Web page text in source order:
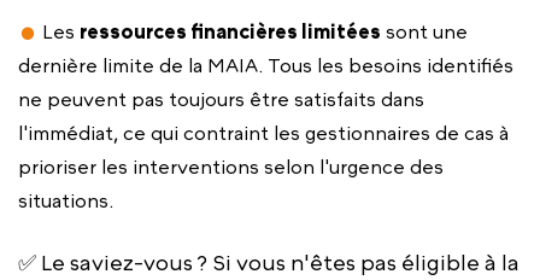
Les ressources financières limitées sont une
dernière limite de la MAIA. Tous les besoins identifiés
ne peuvent pas toujours être satisfaits dans
l'immédiat, ce qui contraint les gestionnaires de cas à
prioriser les interventions selon l'urgence des
situations.
✅ Le saviez-vous ? Si vous n'êtes pas éligible à la